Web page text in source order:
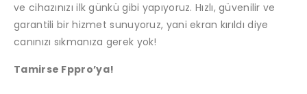
ve cihazınızı ilk günkü gibi yapıyoruz. Hızlı, güvenilir ve
garantili bir hizmet sunuyoruz, yani ekran kırıldı diye
canınızı sıkmanıza gerek yok!
Tamirse Fppro’ya!